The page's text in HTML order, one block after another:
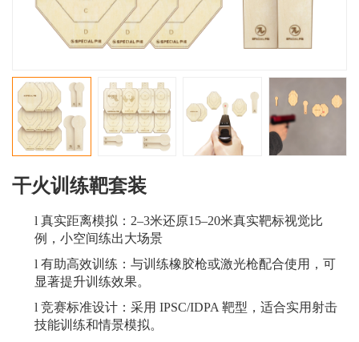
干火训练靶套装
l 真实距离模拟： 2–3米还原15–20米真实靶标视觉比
例，小空间练出大场景
l 有助高效训练：与训练橡胶枪或激光枪配合使用，可
显著提升训练效果。
l 竞赛标准设计：采用 IPSC/IDPA 靶型，适合实用射击
技能训练和情景模拟。